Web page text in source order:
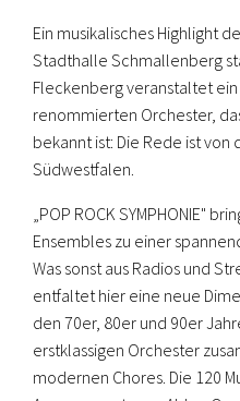
Ein musikalisches Highlight
Stadthalle Schmallenberg
Fleckenberg veranstaltet
renommierten Orchester,
bekannt ist: Die Rede ist von
Südwestfalen.
„POP ROCK SYMPHONIE"
Ensembles zu einer
Was sonst aus Radios und
entfaltet hier eine neue
den 70er, 80er und 90er
erstklassigen Orchester
modernen Chores. Die 120